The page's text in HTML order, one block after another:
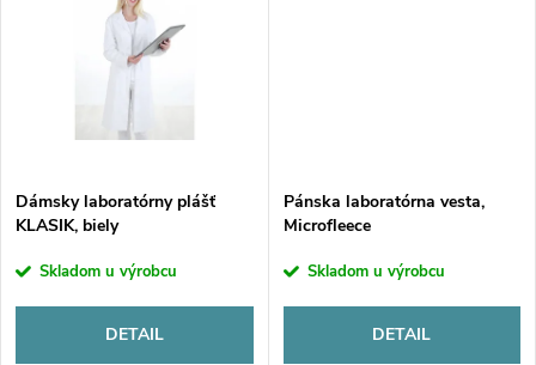
v
v
Dámsky laboratórny plášť
KLASIK, biely
Skladom u výrobcu
DETAIL
Pánska laboratórna vesta,
Microfleece
Skladom u výrobcu
DETAIL